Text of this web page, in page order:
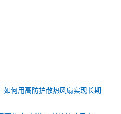
如何用高防护散热风扇实现长期